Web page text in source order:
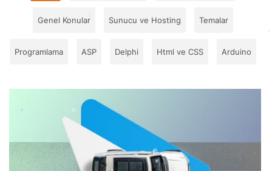
Genel Konular Sunucu ve Hosting Temalar
Programlama ASP Delphi Html ve CSS Arduino